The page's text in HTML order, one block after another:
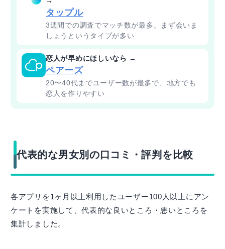
タップル
3週間での調査でマッチ数が最多。まず会いま
しょうというタイプが多い
恋人が早めにほしいなら →
ペアーズ
20〜40代までユーザー数が最多で、地方でも
恋人を作りやすい
代表的な男女別の口コミ・評判を比較
各アプリを1ヶ月以上利用したユーザー100人以上にアン
ケートを実施して、代表的な良いところ・悪いところを
集計しました。